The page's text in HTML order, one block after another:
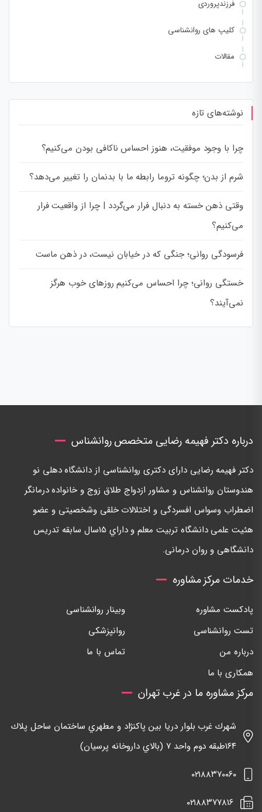
فرزندپروردی
کلیپ های روانشناسی
مقالات
نوشته‌های تازه
چرا با وجود موفقیت، هنوز احساس ناکافی بودن می‌کنیم؟
شرم از بدن؛ چگونه تروما رابطه ما با بدنمان را تغییر می‌دهد؟
وقتی ذهن خسته به دنبال فرار می‌گردد | چرا از واقعیت فرار
می‌کنیم؟
فرسودگی روانی؛ جنگی که در خیابان نیست، در ذهن ماست
خستگی روانی؛ چرا احساس می‌کنیم روزهای خوب هرگز
نمی‌آیند؟
درباره دکتر فهیمه رضایی متخصص روانشناس
دكتر فهيمه رضايی دارای دكتری روانشناسی از دانشگاه دهلی نو
هندوستان روانشناس و مشاور ازدواج طلاق زوج و خانواده درمانگر
اضطراب وسواس افسردگی و اختلالات خلقی وشخصيتی و عضو
هئيت علمی دانشگاه تربيت معلم و داراي ١٥سال سابقه تدريس
دانشگاهی و روان درمانی.
خدمات مرکز مشاوره
پادکست مشاوره
وبینار روانشناسی
تست روانشناسی
روانپزشکی
درباره من
تماس با ما
همکاری با ما
مرکز مشاوره ما در غرب تهران
شهرك غرب بلوار دريا بين پاكنژاد و مطهري ساختمان ساحل پلاك
١٦٤طبقه دوم واحد ٧ (بالاي داروخانه پرسيان)
٠٢١٨٨٣٧٠٠٦٠
٠٢١٨٨٣٧٧٨١٦